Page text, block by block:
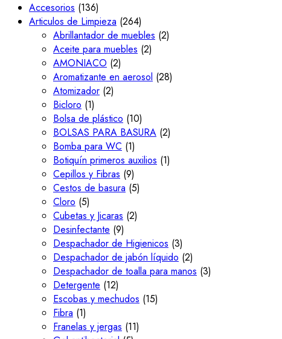
Accesorios (136)
Articulos de Limpieza (264)
Abrillantador de muebles (2)
Aceite para muebles (2)
AMONIACO (2)
Aromatizante en aerosol (28)
Atomizador (2)
Bicloro (1)
Bolsa de plástico (10)
BOLSAS PARA BASURA (2)
Bomba para WC (1)
Botiquín primeros auxilios (1)
Cepillos y Fibras (9)
Cestos de basura (5)
Cloro (5)
Cubetas y Jicaras (2)
Desinfectante (9)
Despachador de Higienicos (3)
Despachador de jabón líquido (2)
Despachador de toalla para manos (3)
Detergente (12)
Escobas y mechudos (15)
Fibra (1)
Franelas y jergas (11)